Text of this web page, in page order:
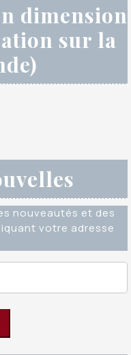
dimension
sur la
nouveautés et des
votre adresse